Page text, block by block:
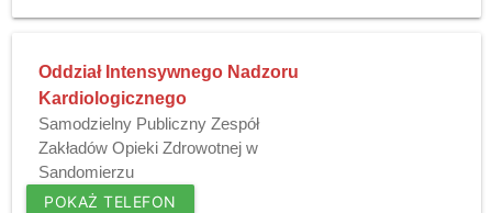
Oddział Intensywnego Nadzoru
Kardiologicznego
Samodzielny Publiczny Zespół
Zakładów Opieki Zdrowotnej w
Sandomierzu
POKAŻ TELEFON